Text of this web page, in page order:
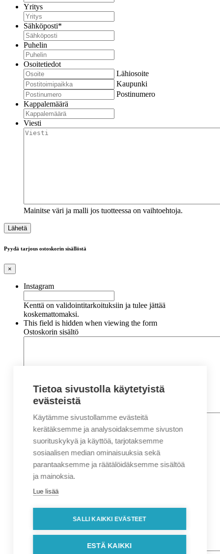
Yritys
Sähköposti*
Puhelin
Osoitetiedot
Lähiosoite
Kaupunki
Postinumero
Kappalemäärä
Viesti
Mainitse väri ja malli jos tuotteessa on vaihtoehtoja.
Pyydä tarjous ostoskorin sisällöstä
×
Instagram
Kenttä on validointitarkoituksiin ja tulee jättää
koskemattomaksi.
This field is hidden when viewing the form
Ostoskorin sisältö
Nimi*
Etunimi
Sukunimi
Sähköposti*
Puhelin*
Osoitetiedot
Lähiosoite
Postinumero
Tietoa sivustolla käytetyistä
evästeistä
Käytämme sivustollamme evästeitä
kerätäksemme ja analysoidaksemme sivuston
suorituskykyä ja käyttöä, tarjotaksemme
sosiaalisen median ominaisuuksia sekä
parantaaksemme ja räätälöidäksemme sisältöä
ja mainoksia.
Lue lisää
SALLI KAIKKI EVÄSTEET
ESTÄ KAIKKI